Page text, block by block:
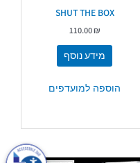
SHUT THE BOX
110.00₪
מידע נוסף
הוספה למועדפים